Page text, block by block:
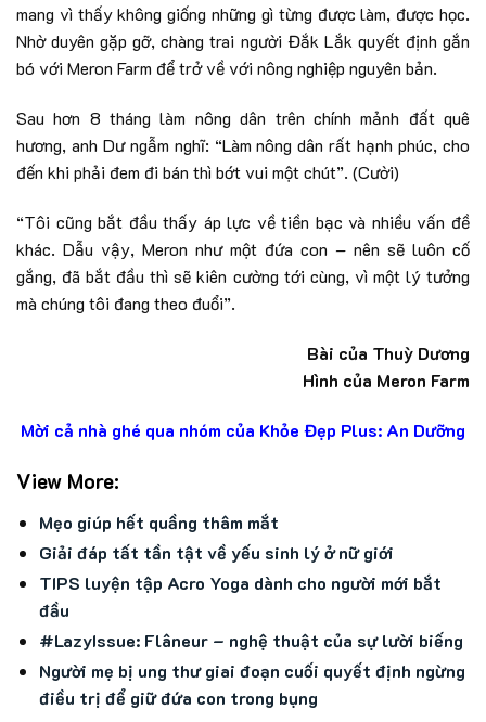
mang vì thấy không giống những gì từng được làm, được học.
Nhờ duyên gặp gỡ, chàng trai người Đắk Lắk quyết định gắn
bó với Meron Farm để trở về với nông nghiệp nguyên bản.
Sau hơn 8 tháng làm nông dân trên chính mảnh đất quê
hương, anh Dư ngẫm nghĩ: “Làm nông dân rất hạnh phúc, cho
đến khi phải đem đi bán thì bớt vui một chút”. (Cười)
“Tôi cũng bắt đầu thấy áp lực về tiền bạc và nhiều vấn đề
khác. Dẫu vậy, Meron như một đứa con – nên sẽ luôn cố
gắng, đã bắt đầu thì sẽ kiên cường tới cùng, vì một lý tưởng
mà chúng tôi đang theo đuổi”.
Bài của Thuỳ Dương
Hình của Meron Farm
Mời cả nhà ghé qua nhóm của Khỏe Đẹp Plus: An Dưỡng
View More:
Mẹo giúp hết quầng thâm mắt
Giải đáp tất tần tật về yếu sinh lý ở nữ giới
TIPS luyện tập Acro Yoga dành cho người mới bắt
đầu
#LazyIssue: Flâneur – nghệ thuật của sự lười biếng
Người mẹ bị ung thư giai đoạn cuối quyết định ngừng
điều trị để giữ đứa con trong bụng